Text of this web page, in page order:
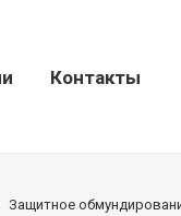
Контакты
Защитное